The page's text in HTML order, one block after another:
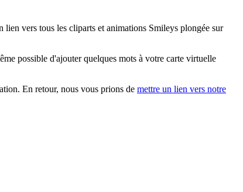
vers tous les cliparts et animations Smileys plongée sur
possible d'ajouter quelques mots à votre carte virtuelle
En retour, nous vous prions de mettre un lien vers notre